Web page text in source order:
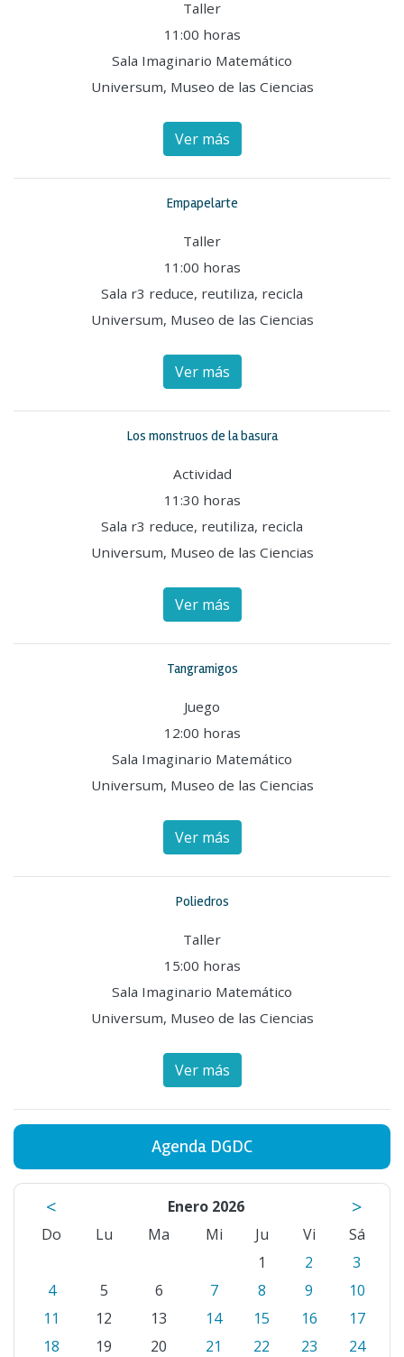
Taller
11:00 horas
Sala Imaginario Matemático
Universum, Museo de las Ciencias
Ver más
Empapelarte
Taller
11:00 horas
Sala r3 reduce, reutiliza, recicla
Universum, Museo de las Ciencias
Ver más
Los monstruos de la basura
Actividad
11:30 horas
Sala r3 reduce, reutiliza, recicla
Universum, Museo de las Ciencias
Ver más
Tangramigos
Juego
12:00 horas
Sala Imaginario Matemático
Universum, Museo de las Ciencias
Ver más
Poliedros
Taller
15:00 horas
Sala Imaginario Matemático
Universum, Museo de las Ciencias
Ver más
Agenda DGDC
< Enero 2026 >
Do Lu Ma Mi Ju Vi
Sá
1
2
3
4
5 6 7 8 9
10
11
12 13 14 15 16
17
18
19 20 21 22 23
24